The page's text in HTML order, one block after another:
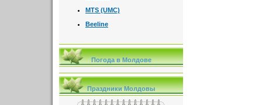
MTS (UMC)
Beeline
Погода в Молдове
Праздники Молдовы